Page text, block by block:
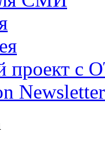
проект с
Newsletter